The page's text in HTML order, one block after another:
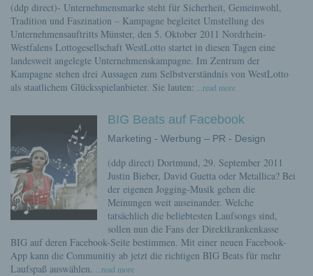
(ddp direct)- Unternehmensmarke steht für Sicherheit, Gemeinwohl,
Tradition und Faszination – Kampagne begleitet Umstellung des
Unternehmensauftritts Münster, den 5. Oktober 2011 Nordrhein-
Westfalens Lottogesellschaft WestLotto startet in diesen Tagen eine
landesweit angelegte Unternehmenskampagne. Im Zentrum der
Kampagne stehen drei Aussagen zum Selbstverständnis von WestLotto
als staatlichem Glücksspielanbieter. Sie lauten: ...read more
BIG Beats auf Facebook
Marketing - Werbung – PR - Design
(ddp direct) Dortmund, 29. September 2011
Justin Bieber, David Guetta oder Metallica? Bei
der eigenen Jogging-Musik gehen die
Meinungen weit auseinander. Welche
tatsächlich die beliebtesten Laufsongs sind,
sollen nun die Fans der Direktkrankenkasse
BIG auf deren Facebook-Seite bestimmen. Mit einer neuen Facebook-
App kann die Communitiy ab jetzt die richtigen BIG Beats für mehr
Laufspaß auswählen. ...read more